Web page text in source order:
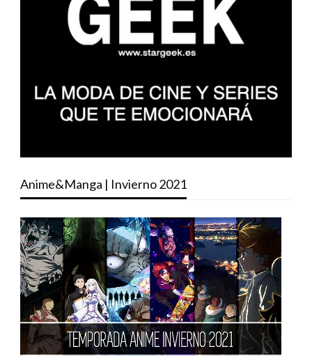
Anime&Manga | Invierno 2021